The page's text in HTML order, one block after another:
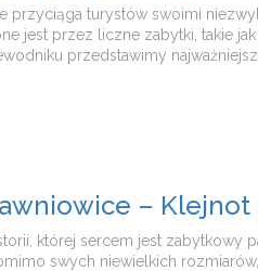
turystów swoimi
jest przez liczne zabytki, takie
przedstawimy
–
której sercem jest
swych niewielkich